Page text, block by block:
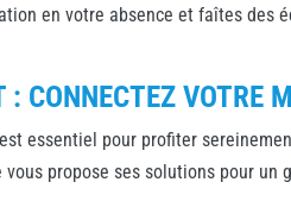
en votre absence et faîtes des
: CONNECTEZ VOTRE
essentiel pour profiter
propose ses solutions pour un